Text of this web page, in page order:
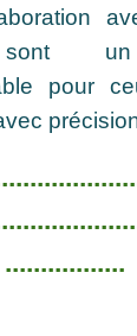
un
pour
.................